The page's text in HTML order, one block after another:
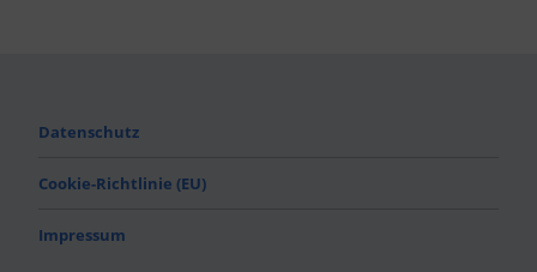
Datenschutz
Cookie-Richtlinie (EU)
Impressum